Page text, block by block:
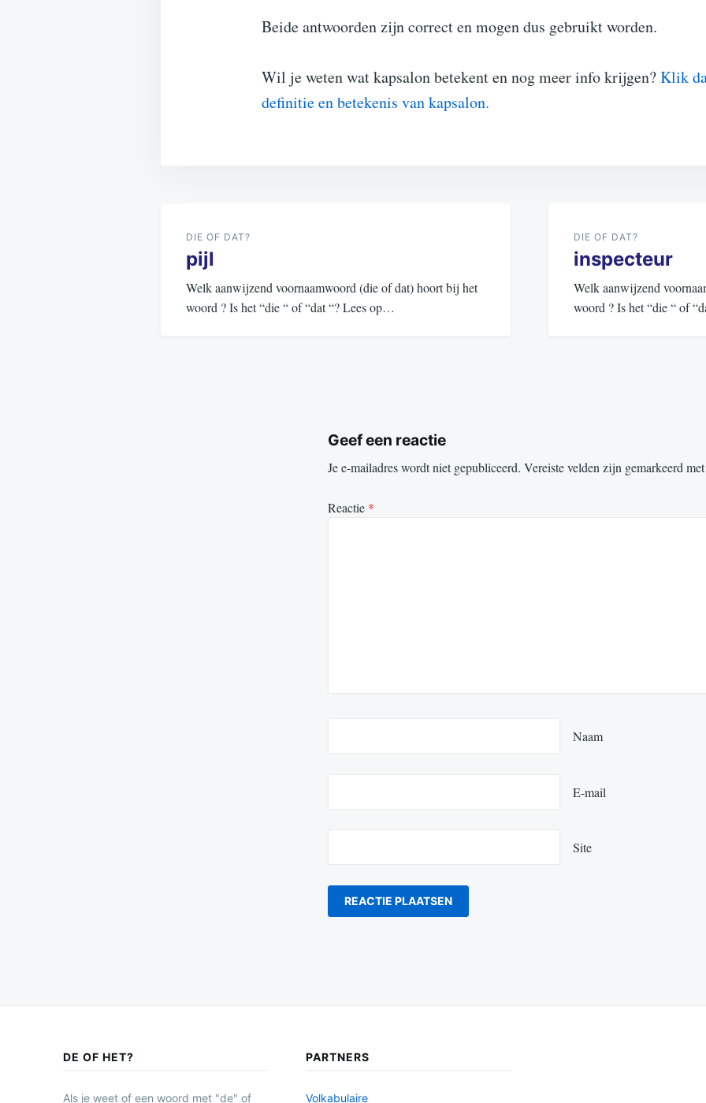
Beide antwoorden zijn correct en mogen dus gebruikt worden.
Wil je weten wat kapsalon betekent en nog meer info krijgen?Klik
definitie en betekenis van kapsalon.
navigatie
DIE OF DAT?
pijl
Welk aanwijzend voornaamwoord (die of dat) hoort bij het
woord ? Is het “die “ of “dat “? Lees op…
DIE OF DAT?
inspecteur
Welk aanwijzend
woord ? Is het “die “ of
Geef een reactie
Je e-mailadres wordt niet gepubliceerd. Vereiste velden zijn gemarkeerd
Reactie *
Naam
E-mail
Site
DE OF HET?
Als je weet of een woord met "de" of
PARTNERS
Volkabulaire